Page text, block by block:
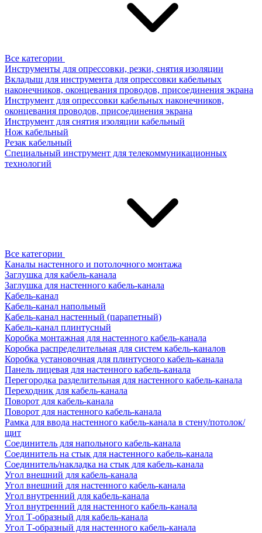
Все категории
Инструменты для опрессовки, резки, снятия изоляции
Вкладыш для инструмента для опрессовки кабельных
наконечников, оконцевания проводов, присоединения экрана
Инструмент для опрессовки кабельных наконечников,
оконцевания проводов, присоединения экрана
Инструмент для снятия изоляции кабельный
Нож кабельный
Резак кабельный
Специальный инструмент для телекоммуникационных
технологий
Все категории
Каналы настенного и потолочного монтажа
Заглушка для кабель-канала
Заглушка для настенного кабель-канала
Кабель-канал
Кабель-канал напольный
Кабель-канал настенный (парапетный)
Кабель-канал плинтусный
Коробка монтажная для настенного кабель-канала
Коробка распределительная для систем кабель-каналов
Коробка установочная для плинтусного кабель-канала
Панель лицевая для настенного кабель-канала
Перегородка разделительная для настенного кабель-канала
Переходник для кабель-канала
Поворот для кабель-канала
Поворот для настенного кабель-канала
Рамка для ввода настенного кабель-канала в стену/потолок/
щит
Соединитель для напольного кабель-канала
Соединитель на стык для настенного кабель-канала
Соединитель/накладка на стык для кабель-канала
Угол внешний для кабель-канала
Угол внешний для настенного кабель-канала
Угол внутренний для кабель-канала
Угол внутренний для настенного кабель-канала
Угол Т-образный для кабель-канала
Угол Т-образный для настенного кабель-канала